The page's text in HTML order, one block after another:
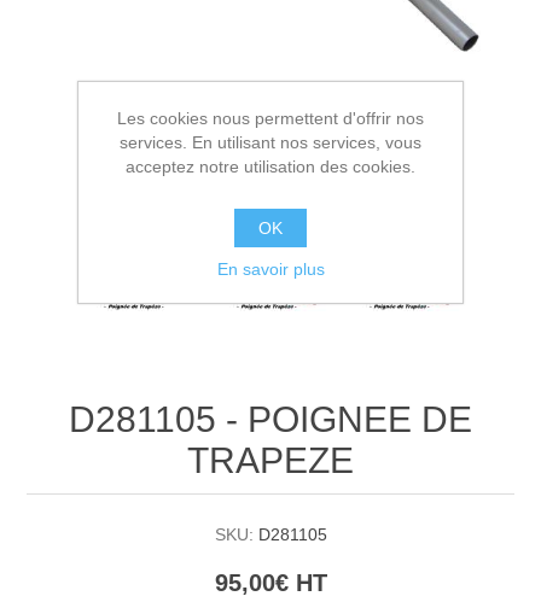
D281105 - POIGNEE DE
TRAPEZE
SKU: D281105
95,00€ HT
Les cookies nous permettent d'offrir nos
services. En utilisant nos services, vous
acceptez notre utilisation des cookies.
OK
En savoir plus